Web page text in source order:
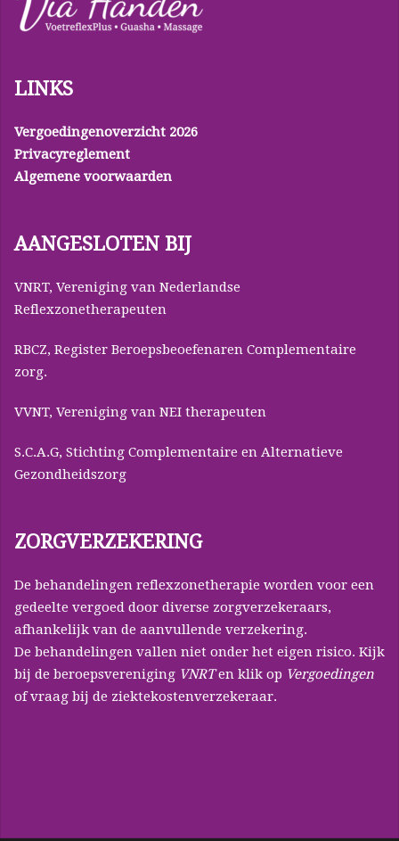
LINKS
Vergoedingenoverzicht 2026
Privacyreglement
Algemene voorwaarden
AANGESLOTEN BIJ
VNRT, Vereniging van Nederlandse
Reflexzonetherapeuten
RBCZ, Register Beroepsbeoefenaren Complementaire
zorg.
VVNT, Vereniging van NEI therapeuten
S.C.A.G, Stichting Complementaire en Alternatieve
Gezondheidszorg
ZORGVERZEKERING
De behandelingen reflexzonetherapie worden voor een
gedeelte vergoed door diverse zorgverzekeraars,
afhankelijk van de aanvullende verzekering.
De behandelingen vallen niet onder het eigen risico. Kijk
bij de beroepsvereniging VNRTen klik op Vergoedingen
of vraag bij de ziektekostenverzekeraar.